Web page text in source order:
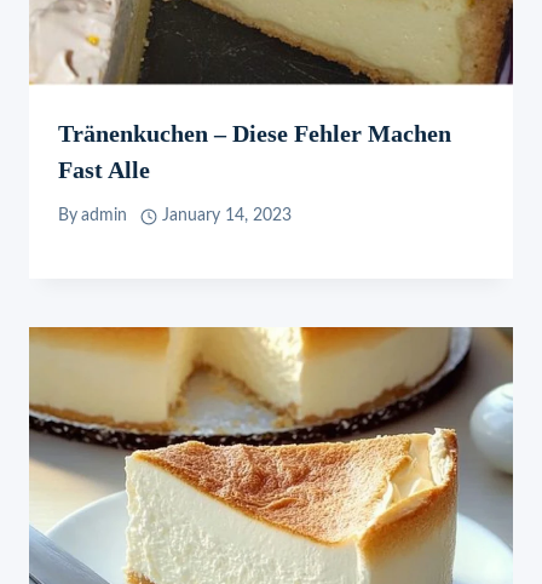
Tränenkuchen – Diese Fehler Machen
Fast Alle
By admin January 14, 2023